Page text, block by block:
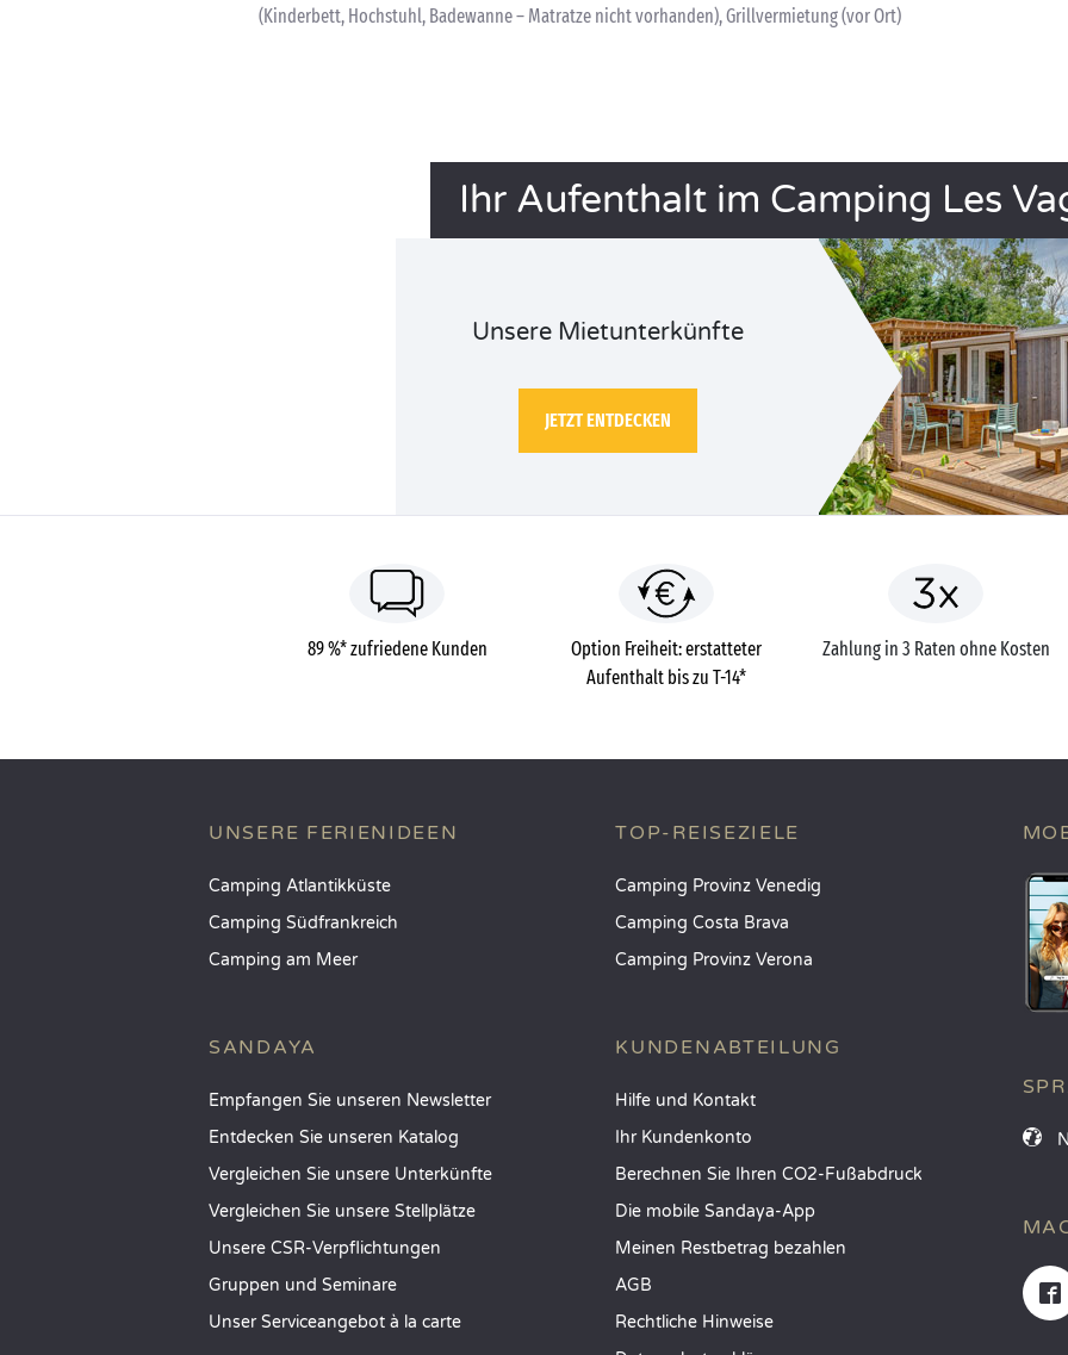
(Kinderbett, Hochstuhl, Badewanne – Matratze nicht vorhanden), Grillvermietung (vor Ort)
Ihr Aufenthalt im Camping Les
Unsere Mietunterkünfte
JETZT ENTDECKEN
89 %* zufriedene Kunden
Option Freiheit: erstatteter
Aufenthalt bis zu T-14*
Zahlung in 3 Raten ohne Kosten
UNSERE FERIENIDEEN
Camping Atlantikküste
Camping Südfrankreich
Camping am Meer
SANDAYA
Empfangen Sie unseren Newsletter
Entdecken Sie unseren Katalog
Vergleichen Sie unsere Unterkünfte
Vergleichen Sie unsere Stellplätze
Unsere CSR-Verpflichtungen
Gruppen und Seminare
Unser Serviceangebot à la carte
TOP-REISEZIELE
Camping Provinz Venedig
Camping Costa Brava
Camping Provinz Verona
KUNDENABTEILUNG
Hilfe und Kontakt
Ihr Kundenkonto
Berechnen Sie Ihren CO2-Fußabdruck
Die mobile Sandaya-App
Meinen Restbetrag bezahlen
AGB
Rechtliche Hinweise